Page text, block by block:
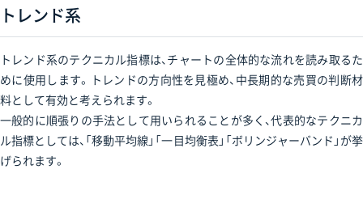
トレンド系
トレンド系のテクニカル指標は、チャートの全体的な流れを読み取るた
めに使用します。トレンドの方向性を見極め、中長期的な売買の判断材
料として有効と考えられます。
一般的に順張りの手法として用いられることが多く、代表的なテクニカ
ル指標としては、「移動平均線」「一目均衡表」「ボリンジャーバンド」が挙
げられます。